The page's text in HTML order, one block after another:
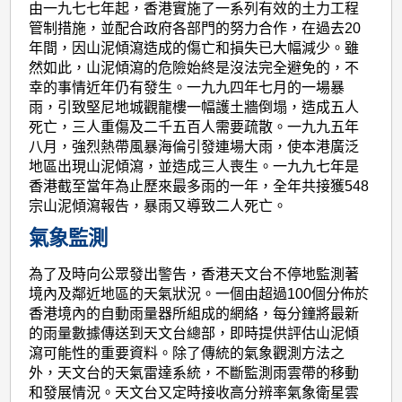
由一九七七年起，香港實施了一系列有效的土力工程
管制措施，並配合政府各部門的努力合作，在過去20
年間，因山泥傾瀉造成的傷亡和損失已大幅減少。雖
然如此，山泥傾瀉的危險始終是沒法完全避免的，不
幸的事情近年仍有發生。一九九四年七月的一場暴
雨，引致堅尼地城觀龍樓一幅護土牆倒塌，造成五人
死亡，三人重傷及二千五百人需要疏散。一九九五年
八月，強烈熱帶風暴海倫引發連場大雨，使本港廣泛
地區出現山泥傾瀉，並造成三人喪生。一九九七年是
香港截至當年為止歷來最多雨的一年，全年共接獲548
宗山泥傾瀉報告，暴雨又導致二人死亡。
氣象監測
為了及時向公眾發出警告，香港天文台不停地監測著
境內及鄰近地區的天氣狀況。一個由超過100個分佈於
香港境內的自動雨量器所組成的網絡，每分鐘將最新
的雨量數據傳送到天文台總部，即時提供評估山泥傾
瀉可能性的重要資料。除了傳統的氣象觀測方法之
外，天文台的天氣雷達系統，不斷監測雨雲帶的移動
和發展情況。天文台又定時接收高分辨率氣象衛星雲